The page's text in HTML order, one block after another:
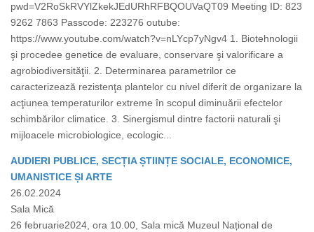
pwd=V2RoSkRVYlZkekJEdURhRFBQOUVaQT09 Meeting ID: 823
9262 7863 Passcode: 223276 outube:
https://www.youtube.com/watch?v=nLYcp7yNgv4 1. Biotehnologii
şi procedee genetice de evaluare, conservare şi valorificare a
agrobiodiversităţii. 2. Determinarea parametrilor ce
caracterizează rezistenţa plantelor cu nivel diferit de organizare la
acţiunea temperaturilor extreme în scopul diminuării efectelor
schimbărilor climatice. 3. Sinergismul dintre factorii naturali şi
mijloacele microbiologice, ecologic...
AUDIERI PUBLICE, SECȚIA ȘTIINȚE SOCIALE, ECONOMICE,
UMANISTICE ȘI ARTE
26.02.2024
Sala Mică
26 februarie2024, ora 10.00, Sala mică Muzeul Național de